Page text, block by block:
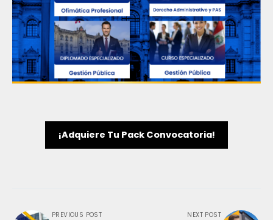
¡adquiere Tu Pack Convocatoria!
PREVIOUS POST NEXT POST